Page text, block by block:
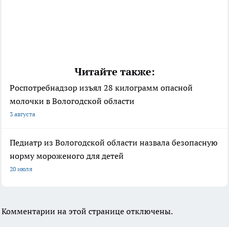
Читайте также:
Роспотребнадзор изъял 28 килограмм опасной
молочки в Вологодской области
3 августа
Педиатр из Вологодской области назвала безопасную
норму мороженого для детей
20 июля
Комментарии на этой странице отключены.